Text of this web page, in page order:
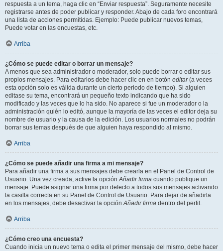
respuesta a un tema, haga clic en “Enviar respuesta”. Seguramente necesite
registrarse antes de poder publicar y responder. Abajo de cada foro encontrará
una lista de acciones permitidas. Ejemplo: Puede publicar nuevos temas,
Puede votar en las encuestas, etc.
Arriba
¿Cómo se puede editar o borrar un mensaje?
A menos que sea administrador o moderador, solo puede borrar o editar sus
propios mensajes. Para editarlos debe hacer clic en en botón editar(a veces
esta opción solo es válida durante un cierto periodo de tiempo). Si alguien
editase su tema, encontrará un pequeño texto indicando que ha sido
modificado y las veces que lo ha sido. No aparece si fue un moderador o la
administración quién lo editó, aunque la mayoría de las veces el editor deja su
nombre de usuario y la causa de la edición. Los usuarios normales no podrán
borrar sus temas después de que alguien haya respondido al mismo.
Arriba
¿Cómo se puede añadir una firma a mi mensaje?
Para añadir una firma a sus mensajes debe crearla en el Panel de Control de
Usuario. Una vez creada, active la opciónAñadir firma cuando publique un
mensaje. Puede asignar una firma por defecto a todos sus mensajes activando
la casilla correcta en su Panel de Control de Usuario. Para dejar de añadirla
en los mensajes, debe desactivar la opciónAñadir firma dentro del perfil.
Arriba
¿Cómo creo una encuesta?
Cuando inicia un nuevo tema o edita el primer mensaje del mismo, debe hacer